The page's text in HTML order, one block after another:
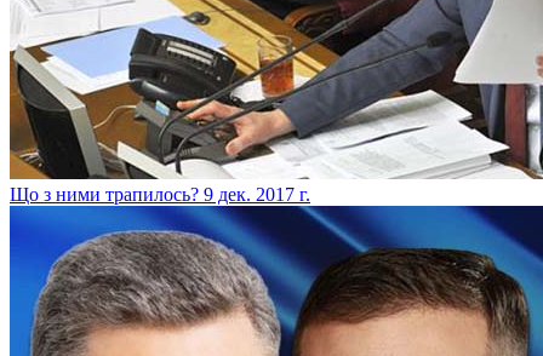
​Що з ними трапилось? 9 дек. 2017 г.